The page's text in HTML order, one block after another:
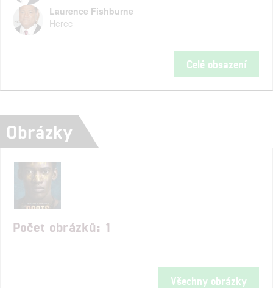
Laurence Fishburne
Herec
Celé obsazení
Obrázky
Počet obrázků: 1
Všechny obrázky